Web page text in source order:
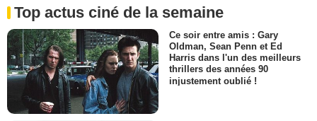
Top actus ciné de la semaine
Ce soir entre amis : Gary
Oldman, Sean Penn et Ed
Harris dans l'un des meilleurs
thrillers des années 90
injustement oublié !